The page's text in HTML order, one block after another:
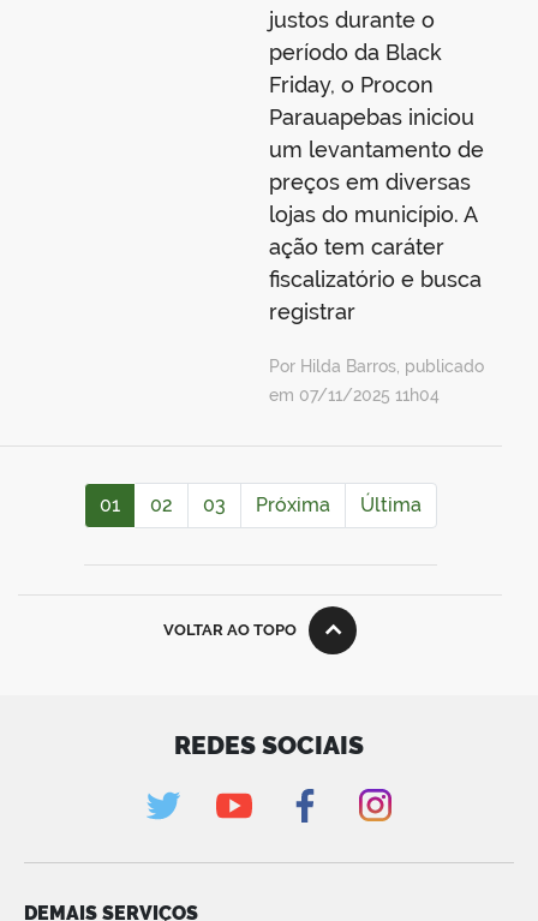
justos durante o
período da Black
Friday, o Procon
Parauapebas iniciou
um levantamento de
preços em diversas
lojas do município. A
ação tem caráter
fiscalizatório e busca
registrar
Por Hilda Barros, publicado
em 07/11/2025 11h04
01 02 03 Próxima Última
VOLTAR AO TOPO
REDES SOCIAIS
DEMAIS SERVIÇOS